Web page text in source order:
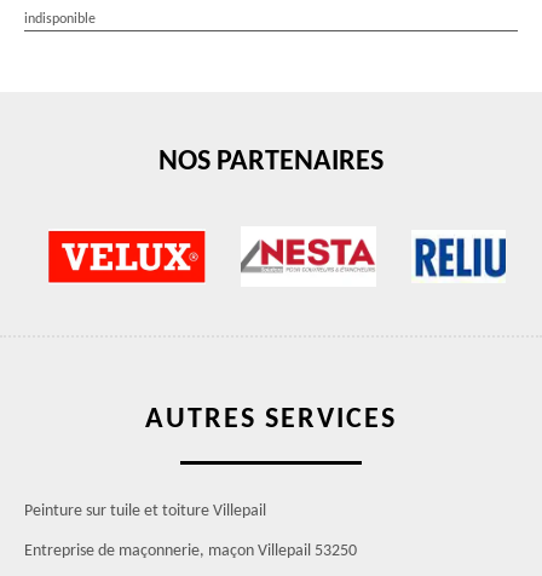
indisponible
NOS PARTENAIRES
AUTRES SERVICES
Peinture sur tuile et toiture Villepail
Entreprise de maçonnerie, maçon Villepail 53250